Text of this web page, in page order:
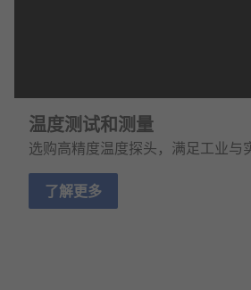
温度测试和测量
选购高精度温度探头，满足工业与
了解更多